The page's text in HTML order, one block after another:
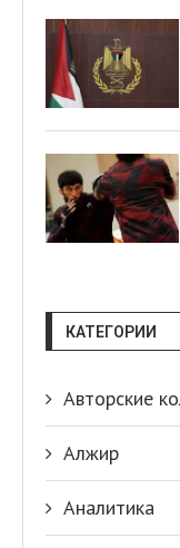
КАТЕГОРИИ
Авторские
Алжир
Аналитика